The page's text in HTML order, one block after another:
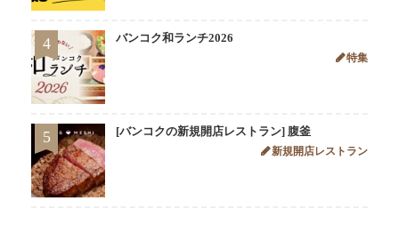
4 バンコク和ランチ2026
特集
5 [バンコクの新規開店レストラン] 腹釜
新規開店レストラン